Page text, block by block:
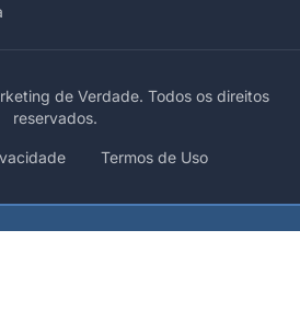
de Verdade. Todos os direitos
reservados.
Termos de Uso